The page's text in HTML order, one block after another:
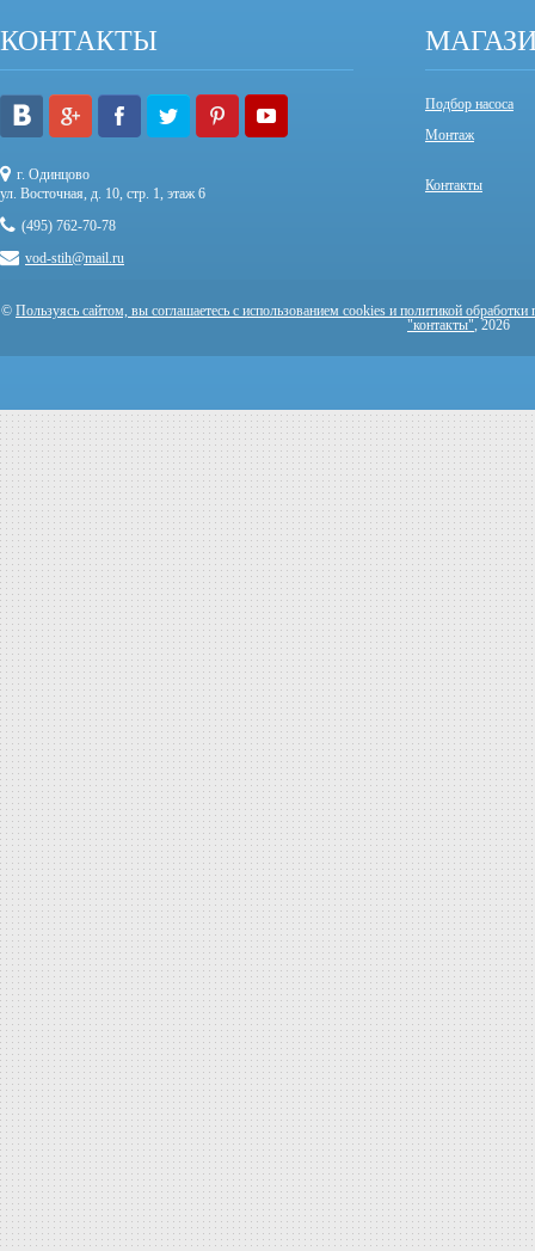
КОНТАКТЫ
г. Одинцово
ул. Восточная, д. 10, стр. 1, этаж 6
(495) 762-70-78
vod-stih@mail.ru
Подбор насоса
Монтаж
Контакты
© Пользуясь сайтом, вы соглашаетесь с использованием cookies и политикой
"контакты", 2026